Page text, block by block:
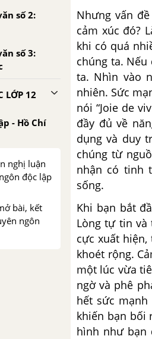
số 2:
số 3:
LỚP 12
- Hồ Chí
nghị luận
độc lập
bài, kết
ngôn
Nhưng vấn
cảm xúc đó?
khi có quá
chúng ta.
ta. Nhìn vào
nhiên. Sức
nói “Joie de
đầy đủ về
dụng và duy
chúng từ
nhận có tinh
sống.
Khi bạn bắt
Lòng tự tin
cực xuất
khoét rộng.
một lúc vừa
ngờ và phê
hết sức
khiến bạn bối
hình như bạn